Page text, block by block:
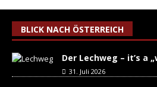
BLICK NACH ÖSTERREICH
Der Lechweg – it’s a
31. Juli 2026